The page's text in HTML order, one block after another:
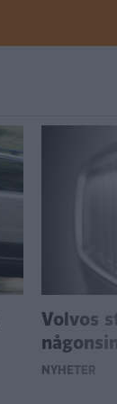
Volvos
NYHETER